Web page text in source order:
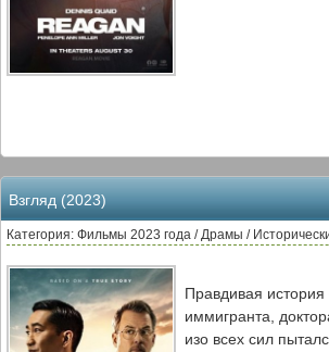
Взгляд (2023)
Категория: Фильмы 2023 года / Драмы /
Правдивая история
иммигранта,
изо всех сил